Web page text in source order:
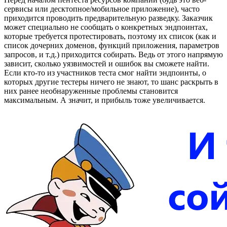
в
Telegram
сервисы или десктопное/мобильное приложение), часто
приходится проводить предварительную разведку. Заказчик
может специально не сообщать о конкретных эндпоинтах,
которые требуется протестировать, поэтому их список (как и
список дочерних доменов, функций приложения, параметров
запросов, и т.д.) приходится собирать. Ведь от этого напрямую
зависит, сколько уязвимостей и ошибок вы сможете найти.
Если кто-то из участников теста смог найти эндпоинты, о
которых другие тестеры ничего не знают, то шанс раскрыть в
них ранее необнаруженные проблемы становится
максимальным. А значит, и прибыль тоже увеличивается.